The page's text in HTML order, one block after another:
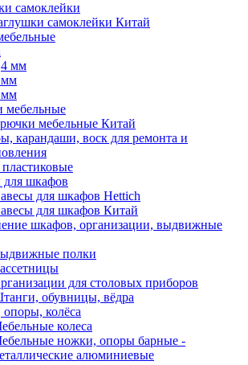
самоклейки
самоклейки Китай
мм
мм
мебельные
мебельные Китай
карандаши, воск для ремонта и
для шкафов
для шкафов Hettich
для шкафов Китай
шкафов, организации, выдвижные
полки
для столовых приборов
обувницы, вёдра
колёса
колеса
ножки, опоры барные -
алюминиевые